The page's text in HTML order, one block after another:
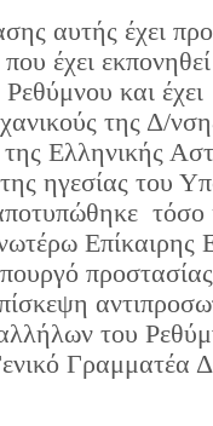
αυτής έχει
έχει
και έχει
της Δ/
Ελληνικής
ηγεσίας του
τόσο
Επίκαιρης
του
Γραμματέα